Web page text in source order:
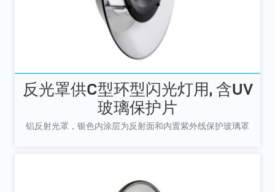
反光罩供C型环型闪光灯用, 含UV
玻璃保护片
铝反射光罩，银色内涂层为反射面和内置紫外线保护玻璃罩